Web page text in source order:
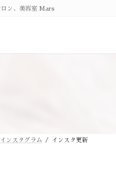
ロン、美容室 Mars
インスタグラム インスタ更新